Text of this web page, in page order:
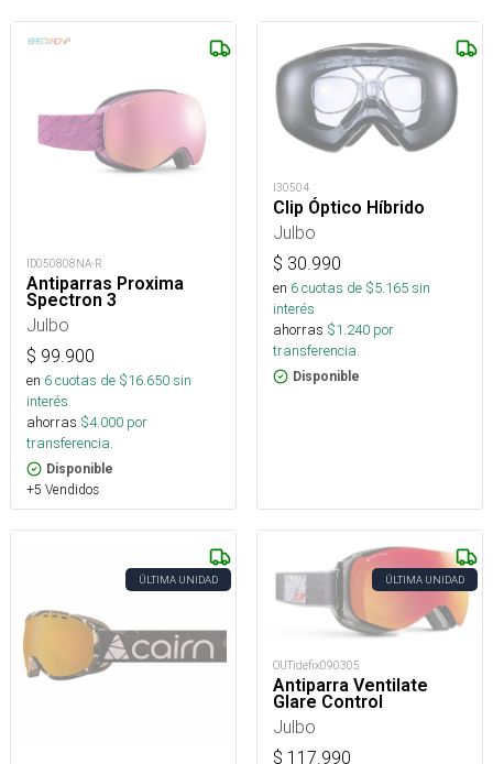
ID050808NA-R
Antiparras Proxima
Spectron 3
Julbo
$ 99.900
en 6cuotas de $16.650sin
interés
ahorras $4.000 por
transferencia.
Disponible
+5 Vendidos
I30504
Clip Óptico Híbrido
Julbo
$ 30.990
en 6cuotas de $5.165sin
interés
ahorras $1.240 por
transferencia.
Disponible
ÚLTIMA UNIDAD ÚLTIMA UNIDAD
OUTidefix090305
Antiparra Ventilate
Glare Control
Julbo
$ 117.990